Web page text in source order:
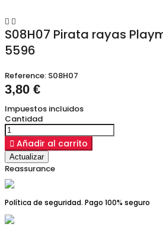
 
S08H07 Pirata rayas
5596
Reference: S08H07
3,80 €
Impuestos incluidos
Cantidad
 Añadir al carrito
Reassurance
Política de seguridad. Pago 100% seguro